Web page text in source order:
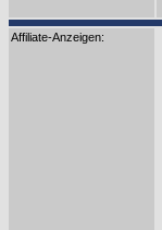
Affiliate-Anzeigen: